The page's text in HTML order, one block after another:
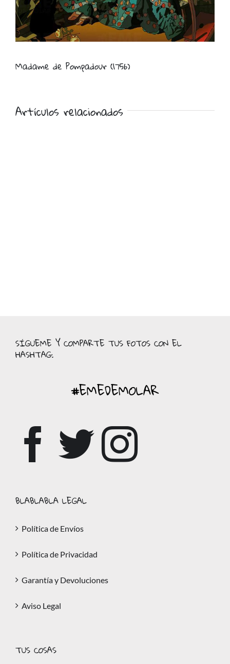
Madame de Pompadour (1756)
Artículos relacionados
SÍGUEME Y COMPARTE TUS FOTOS CON EL
HASHTAG:
#EMEDEMOLAR
BLABLABLA LEGAL
Política de Envíos
Política de Privacidad
Garantía y Devoluciones
Aviso Legal
TUS COSAS